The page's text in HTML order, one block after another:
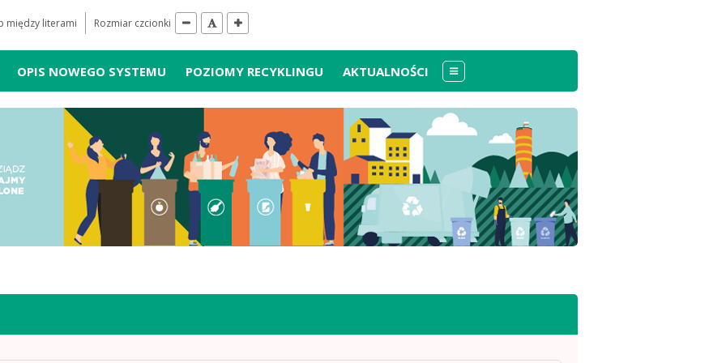
między literami Rozmiar czcionki
OPIS NOWEGO SYSTEMU POZIOMY RECYKLINGU AKTUALNOŚCI
Menu